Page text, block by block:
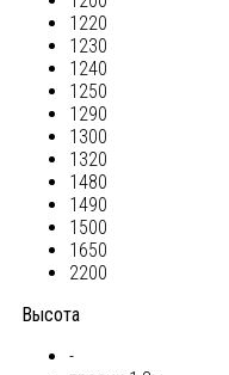
1220
1230
1240
1250
1290
1300
1320
1480
1490
1500
1650
2200
Высота
-